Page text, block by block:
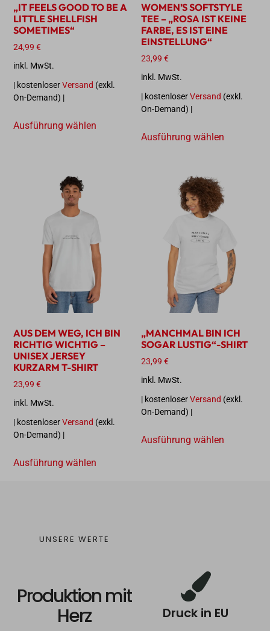
„IT FEELS GOOD TO BE A
LITTLE SHELLFISH
SOMETIMES“
24,99€
inkl. MwSt.
| kostenloserVersand (exkl.
On-Demand) |
Ausführung wählen
WOMEN’S SOFTSTYLE
TEE – „ROSA IST KEINE
FARBE, ES IST EINE
EINSTELLUNG“
23,99 €
inkl. MwSt.
| kostenloserVersand (exkl.
On-Demand) |
Ausführung wählen
AUS DEM WEG, ICH BIN
RICHTIG WICHTIG –
UNISEX JERSEY
KURZARM T-SHIRT
23,99€
inkl. MwSt.
| kostenloserVersand (exkl.
On-Demand) |
Ausführung wählen
„MANCHMAL BIN ICH
SOGAR LUSTIG“-SHIRT
23,99 €
inkl. MwSt.
| kostenloserVersand (exkl.
On-Demand) |
Ausführung wählen
UNSERE WERTE
Produktion mit
Herz Druck in EU